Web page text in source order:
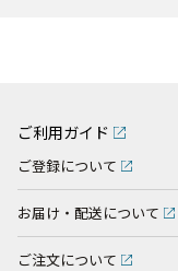
ご利用ガイド
ご登録について
お届け・配送について
ご注文について